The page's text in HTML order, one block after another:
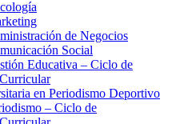
de Negocios
Social
Educativa – Ciclo de
en Periodismo Deportivo
– Ciclo de